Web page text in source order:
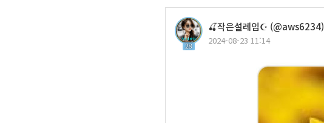
28
🍒작은설레임☪️ (@aws6234)
2024-08-23 11:14